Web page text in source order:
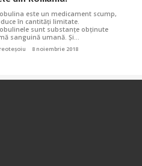
este un medicament scump,
în cantități limitate.
sunt substanțe obținute
sanguină umană. Și…
8 noiembrie 2018